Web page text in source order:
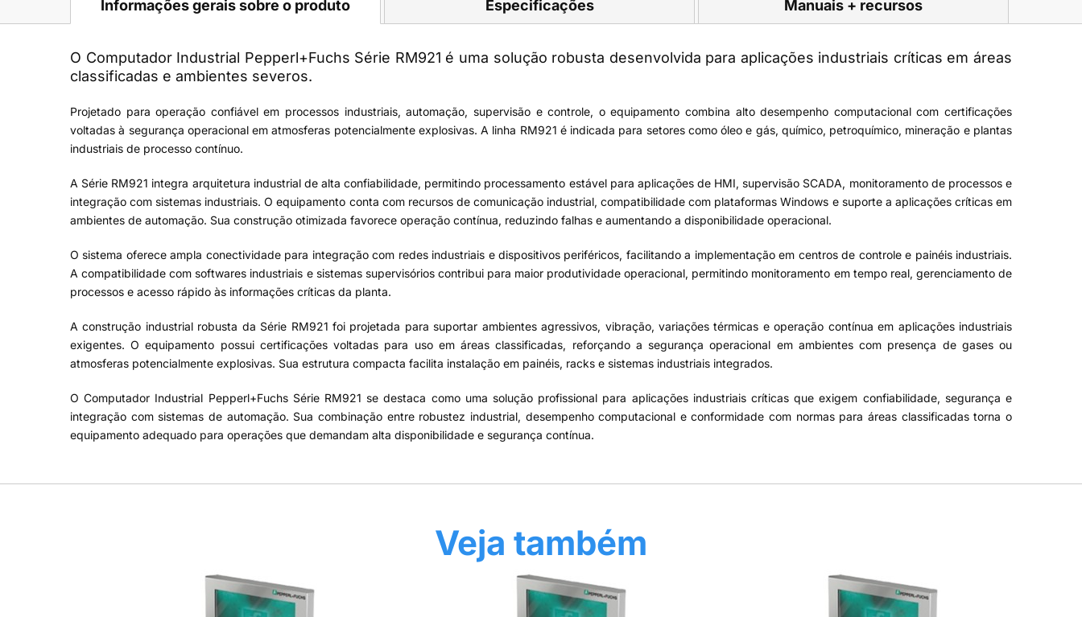
Informações gerais sobre o produto Especificações Manuais + recursos
O Computador Industrial Pepperl+Fuchs Série RM921 é uma solução robusta desenvolvida para aplicações industriais críticas em áreas
classificadas e ambientes severos.
Projetado para operação confiável em processos industriais, automação, supervisão e controle, o equipamento combina alto desempenho computacional com certificações
voltadas à segurança operacional em atmosferas potencialmente explosivas. A linha RM921 é indicada para setores como óleo e gás, químico, petroquímico, mineração e plantas
industriais de processo contínuo.
A Série RM921 integra arquitetura industrial de alta confiabilidade, permitindo processamento estável para aplicações de HMI, supervisão SCADA, monitoramento de processos e
integração com sistemas industriais. O equipamento conta com recursos de comunicação industrial, compatibilidade com plataformas Windows e suporte a aplicações críticas em
ambientes de automação. Sua construção otimizada favorece operação contínua, reduzindo falhas e aumentando a disponibilidade operacional.
O sistema oferece ampla conectividade para integração com redes industriais e dispositivos periféricos, facilitando a implementação em centros de controle e painéis industriais.
A compatibilidade com softwares industriais e sistemas supervisórios contribui para maior produtividade operacional, permitindo monitoramento em tempo real, gerenciamento de
processos e acesso rápido às informações críticas da planta.
A construção industrial robusta da Série RM921 foi projetada para suportar ambientes agressivos, vibração, variações térmicas e operação contínua em aplicações industriais
exigentes. O equipamento possui certificações voltadas para uso em áreas classificadas, reforçando a segurança operacional em ambientes com presença de gases ou
atmosferas potencialmente explosivas. Sua estrutura compacta facilita instalação em painéis, racks e sistemas industriais integrados.
O Computador Industrial Pepperl+Fuchs Série RM921 se destaca como uma solução profissional para aplicações industriais críticas que exigem confiabilidade, segurança e
integração com sistemas de automação. Sua combinação entre robustez industrial, desempenho computacional e conformidade com normas para áreas classificadas torna o
equipamento adequado para operações que demandam alta disponibilidade e segurança contínua.
Veja também